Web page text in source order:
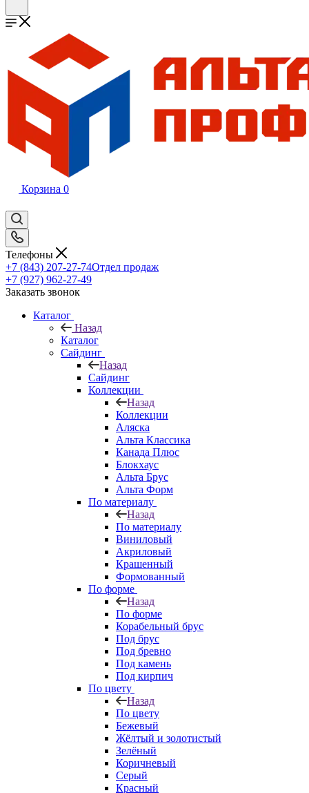
Корзина 0
Телефоны
+7 (843) 207-27-74Отдел продаж
+7 (927) 962-27-49
Заказать звонок
Каталог
Назад
Каталог
Сайдинг
Назад
Сайдинг
Коллекции
Назад
Коллекции
Аляска
Альта Классика
Канада Плюс
Блокхаус
Альта Брус
Альта Форм
По материалу
Назад
По материалу
Виниловый
Акриловый
Крашенный
Формованный
По форме
Назад
По форме
Корабельный брус
Под брус
Под бревно
Под камень
Под кирпич
По цвету
Назад
По цвету
Бежевый
Жёлтый и золотистый
Зелёный
Коричневый
Серый
Красный